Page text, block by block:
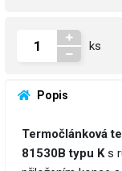
ks
Popis
Termočlánková
81530B typu Ks